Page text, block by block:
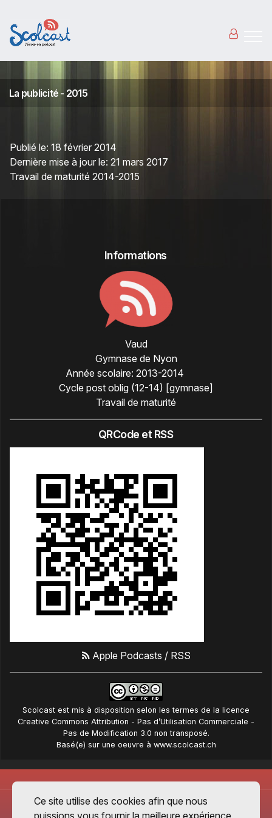
La publicité - 2015
Publié le: 18 février 2014
Dernière mise à jour le: 21 mars 2017
Travail de maturité 2014-2015
Informations
Vaud
Gymnase de Nyon
Année scolaire: 2013-2014
Cycle post oblig (12-14) [gymnase]
Travail de maturité
QRCode et RSS
Apple Podcasts / RSS
Scolcast est mis à disposition selon les termes de la licence
Creative Commons Attribution - Pas d’Utilisation Commerciale -
Pas de Modification 3.0 non transposé.
Basé(e) sur une oeuvre à www.scolcast.ch
Ce site utilise des cookies afin que nous